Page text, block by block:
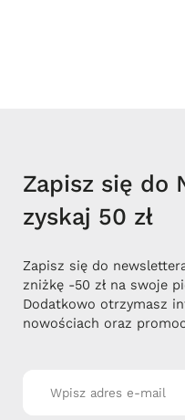
Zapisz się do
zyskaj 50 zł
Zapisz się do
zniżkę -50 zł na swoje
Dodatkowo otrzymasz
nowościach oraz